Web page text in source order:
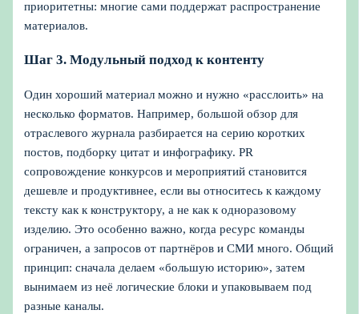
приоритетны: многие сами поддержат распространение
материалов.
Шаг 3. Модульный подход к контенту
Один хороший материал можно и нужно «расслоить» на
несколько форматов. Например, большой обзор для
отраслевого журнала разбирается на серию коротких
постов, подборку цитат и инфографику. PR
сопровождение конкурсов и мероприятий становится
дешевле и продуктивнее, если вы относитесь к каждому
тексту как к конструктору, а не как к одноразовому
изделию. Это особенно важно, когда ресурс команды
ограничен, а запросов от партнёров и СМИ много. Общий
принцип: сначала делаем «большую историю», затем
вынимаем из неё логические блоки и упаковываем под
разные каналы.